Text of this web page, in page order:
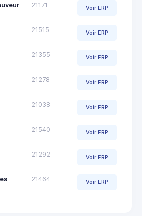
21171 Voir ERP
21515 Voir ERP
21355 Voir ERP
21278 Voir ERP
21038 Voir ERP
21540 Voir ERP
21292 Voir ERP
21464 Voir ERP